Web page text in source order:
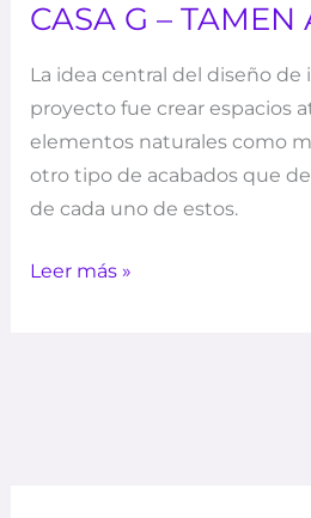
CASA G – TAMEN
La idea central del diseño
proyecto fue crear espacios
elementos naturales como
otro tipo de acabados que
de cada uno de estos.
Leer más »